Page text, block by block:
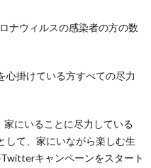
ナウィルスの感染者の方の数
心掛けている方すべての尽力
にいることに尽力している
して、家にいながら楽しむ生
キャンペーンをスタート